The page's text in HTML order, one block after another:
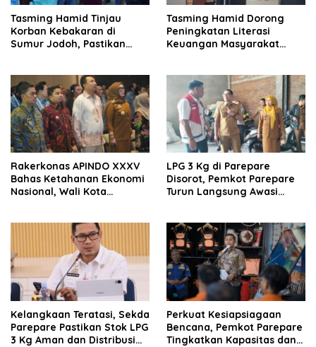
Tasming Hamid Tinjau
Korban Kebakaran di
Sumur Jodoh, Pastikan
Tasming Hamid Dorong
Peningkatan Literasi
Keuangan Masyarakat
Rakerkonas APINDO XXXV
Bahas Ketahanan Ekonomi
Nasional, Wali Kota
LPG 3 Kg di Parepare
Disorot, Pemkot Parepare
Turun Langsung Awasi
Kelangkaan Teratasi, Sekda
Parepare Pastikan Stok LPG
3 Kg Aman dan Distribusi
Perkuat Kesiapsiagaan
Bencana, Pemkot Parepare
Tingkatkan Kapasitas dan